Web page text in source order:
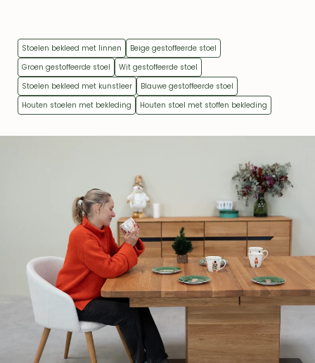
Stoelen bekleed met linnen
Beige gestoffeerde stoel
Groen gestoffeerde stoel
Wit gestoffeerde stoel
Stoelen bekleed met kunstleer
Blauwe gestoffeerde stoel
Houten stoelen met bekleding
Houten stoel met stoffen bekleding